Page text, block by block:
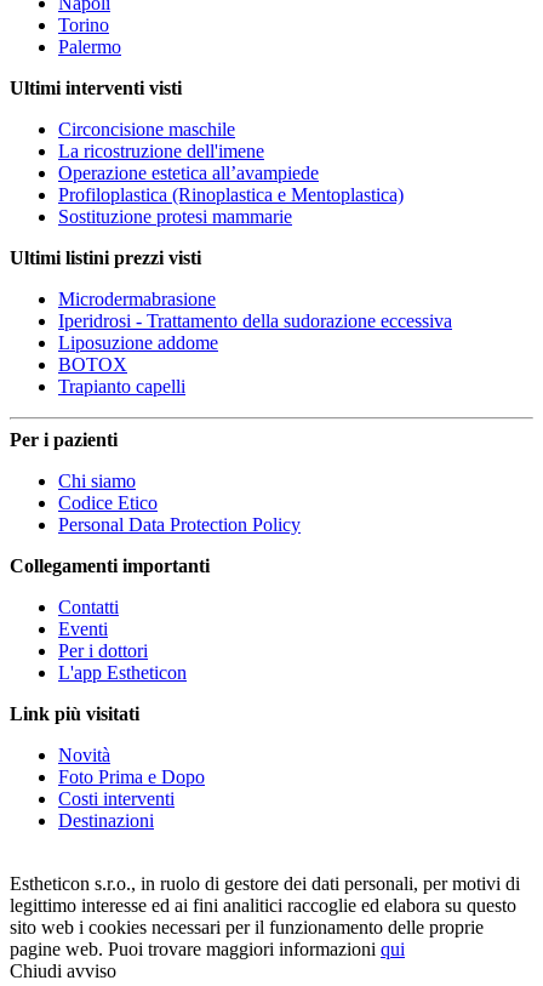
Torino
Palermo
Ultimi interventi visti
Circoncisione maschile
La ricostruzione dell'imene
Operazione estetica all’avampiede
Profiloplastica (Rinoplastica e Mentoplastica)
Sostituzione protesi mammarie
Ultimi listini prezzi visti
Microdermabrasione
Iperidrosi - Trattamento della sudorazione eccessiva
Liposuzione addome
BOTOX
Trapianto capelli
Per i pazienti
Chi siamo
Codice Etico
Personal Data Protection Policy
Collegamenti importanti
Contatti
Eventi
Per i dottori
L'app Estheticon
Link più visitati
Novità
Foto Prima e Dopo
Costi interventi
Destinazioni
Estheticon s.r.o., in ruolo di gestore dei dati personali, per motivi di
legittimo interesse ed ai fini analitici raccoglie ed elabora su questo
sito web i cookies necessari per il funzionamento delle proprie
pagine web. Puoi trovare maggiori informazioni qui
Chiudi avviso